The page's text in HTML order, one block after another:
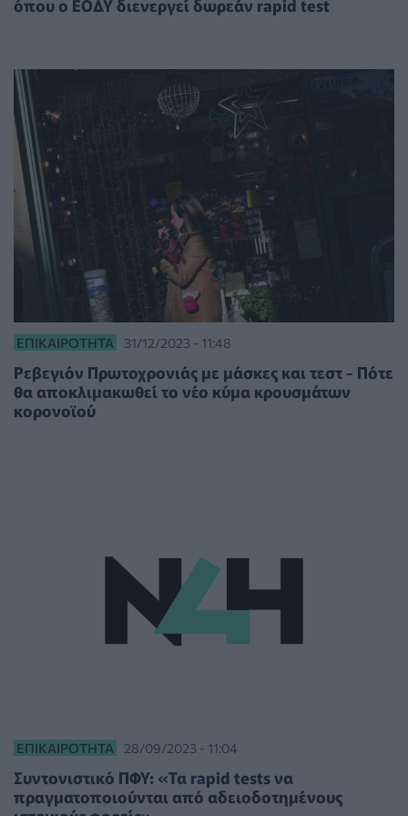
όπου ο ΕΟΔΥ διενεργεί δωρεάν rapid test
ΕΠΙΚΑΙΡΌΤΗΤΑ 31/12/2023 - 11:48
Ρεβεγιόν Πρωτοχρονιάς με μάσκες και τεστ - Πότε
θα αποκλιμακωθεί το νέο κύμα κρουσμάτων
κορονοϊού
ΕΠΙΚΑΙΡΌΤΗΤΑ 28/09/2023 - 11:04
Συντονιστικό ΠΦΥ: «Τα rapid tests να
πραγματοποιούνται από αδειοδοτημένους